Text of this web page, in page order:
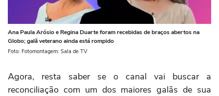
Ana Paula Arósio e Regina Duarte foram recebidas de braços abertos na
Globo; galã veterano ainda está rompido
Foto: Fotomontagem: Sala de TV
Agora, resta saber se o canal vai buscar a
reconciliação com um dos maiores galãs de sua